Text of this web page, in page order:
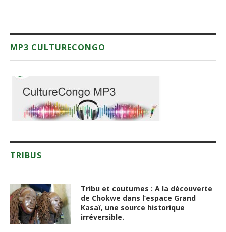
MP3 CULTURECONGO
TRIBUS
Tribu et coutumes : A la découverte
de Chokwe dans l’espace Grand
Kasaï, une source historique
irréversible.